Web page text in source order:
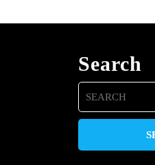
Search
Search
for: